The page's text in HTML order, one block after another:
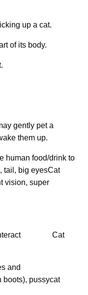
up a cat.
of its body.
gently pet a
them up.
human food/drink to
tail, big eyesCat
vision, super
Cat
and
boots), pussycat